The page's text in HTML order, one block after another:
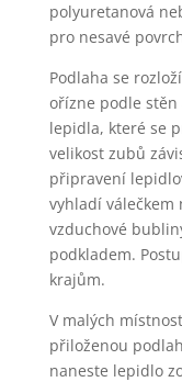
polyuretanová
pro nesavé
Podlaha se
ořízne podle stěn
lepidla, které se
velikost zubů
připravení
vyhladí
vzduchové
podkladem.
krajům.
V malých
přiloženou
naneste lepidlo